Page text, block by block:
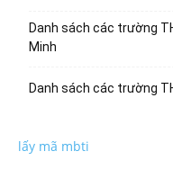
Danh sách các trường
Minh
Danh sách các trường
lấy mã mbti